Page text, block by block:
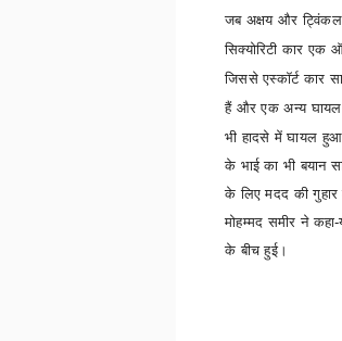
जब अक्षय और ट्विंकल
सिक्योरिटी कार एक
जिससे एस्कॉर्ट कार
हैं और एक अन्य
भी हादसे में घायल
के भाई का भी बयान
के लिए मदद की
मोहम्मद समीर ने
के बीच हुई।